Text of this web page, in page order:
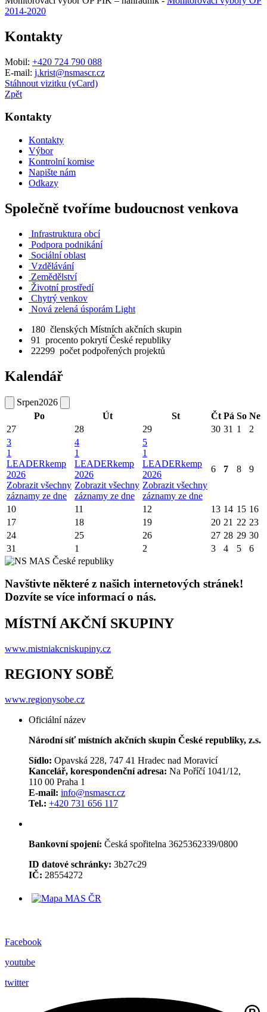
2014-2020
Kontakty
Mobil: +420 724 790 088
E-mail: j.krist@nsmascr.cz
Stáhnout vizitku (vCard)
Zpět
Kontakty
Kontakty
Výbor
Kontrolní komise
Napište nám
Odkazy
Společně tvoříme budoucnost venkova
Infrastruktura obcí
Podpora podnikání
Sociální oblast
Vzdělávání
Zemědělství
Životní prostředí
Chytrý venkov
Nová zelená úsporám Light
180 členských Místních akčních skupin
91
procento pokrytí České republiky
22299 počet podpořených projektů
Kalendář
Srpen2026
Po
Út St Čt Pá So Ne
27
28 29 30 31 1
2
3
1
LEADERkemp
2026
Zobrazit všechny
záznamy ze dne
4
1
LEADERkemp
2026
Zobrazit všechny
záznamy ze dne
5
1
LEADERkemp
2026
Zobrazit všechny
záznamy ze dne
6 7 8 9
10 11 12 13 14 15 16
17
18 19 20 21 22 23
24
25 26 27 28 29 30
31
1 2 3 4 5 6
Navštivte některé z našich internetových stránek!
Dozvíte se více informací o nás.
MÍSTNÍ AKČNÍ SKUPINY
www.mistniakcniskupiny.cz
REGIONY SOBĚ
www.regionysobe.cz
Oficiální název
Národní síť místních akčních skupin České republiky, z.s.
Sídlo: Opavská 228, 747 41 Hradec nad Moravicí
Kancelář, korespondenční adresa: Na Poříčí 1041/12,
110 00 Praha 1
E-mail: info@nsmascr.cz
Tel.: +420 731 656 117
Bankovní spojení: Česká spořitelna 3625362339/0800
ID datové schránky: 3b27c29
IČ: 28554272
Facebook
youtube
twitter